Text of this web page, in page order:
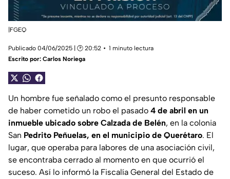
|FGEQ
Publicado 04/06/2025 | 🕑 20:52
1 minuto lectura
Escrito por: Carlos Noriega
Un hombre fue señalado como el presunto responsable
de haber cometido un robo el pasado 4 de abril en un
inmueble ubicado sobre Calzada de Belén, en la colonia
San Pedrito Peñuelas, en el municipio de Querétaro. El
lugar, que operaba para labores de una asociación civil,
se encontraba cerrado al momento en que ocurrió el
suceso. Así lo informó la Fiscalía General del Estado de